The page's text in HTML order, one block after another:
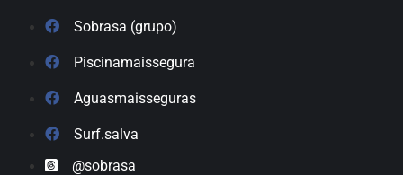
Sobrasa (grupo)
Piscinamaissegura
Aguasmaisseguras
Surf.salva
@sobrasa